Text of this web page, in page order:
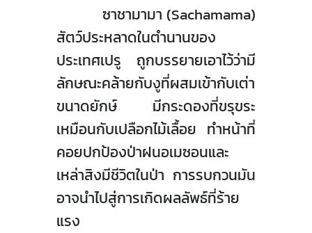
ซาชามามา (Sachamama)
สัตว์ประหลาดในตำนานของ
ประเทศเปรู ถูกบรรยายเอาไว้ว่ามี
ลักษณะคล้ายกับงูที่ผสมเข้ากับเต่า
ขนาดยักษ์ มีกระดองที่ขรุขระ
เหมือนกับเปลือกไม้เลื้อย ทำหน้าที่
คอยปกป้องป่าฝนอเมซอนและ
เหล่าสิงมีชีวิตในป่า การรบกวนมัน
อาจนำไปสู่การเกิดผลลัพธ์ที่ร้าย
แรง